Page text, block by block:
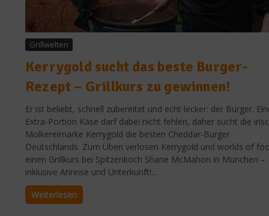
Grillwelten
Kerrygold sucht das beste Burger-
Rezept – Grillkurs zu gewinnen!
Er ist beliebt, schnell zubereitet und echt lecker: der Burger.
Extra-Portion Käse darf dabei nicht fehlen, daher sucht die
Molkereimarke Kerrygold die besten Cheddar-Burger
Deutschlands. Zum Üben verlosen Kerrygold und worlds of
einen Grillkurs bei Spitzenkoch Shane McMahon in München –
inklusive Anreise und Unterkunft!...
Weiterlesen